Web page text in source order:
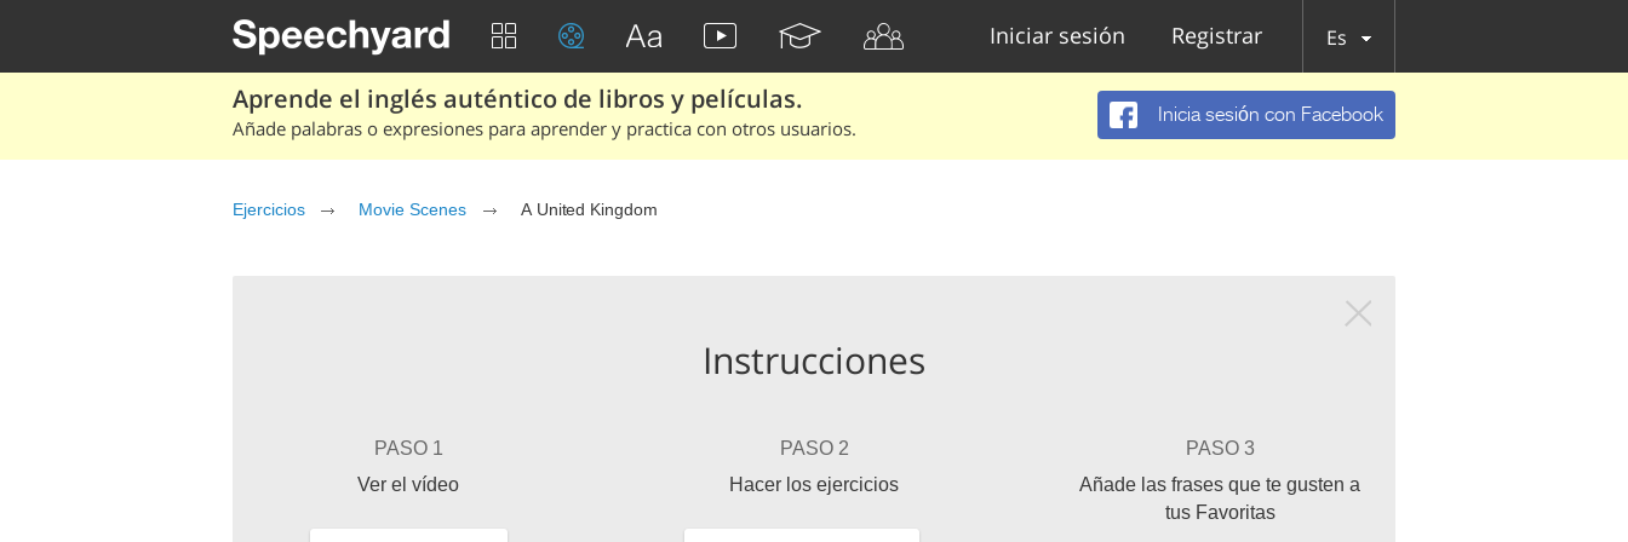
Iniciar sesión Registrar Es
Aprende el inglés auténtico de libros y películas.
Añade palabras o expresiones para aprender y practica con otros usuarios.
Inicia sesión con Facebook
Ejercicios Movie Scenes A United Kingdom
Instrucciones
PASO 1
Ver el vídeo
PASO 2
Hacer los ejercicios
PASO 3
Añade las frases que te gusten a
tus Favoritas